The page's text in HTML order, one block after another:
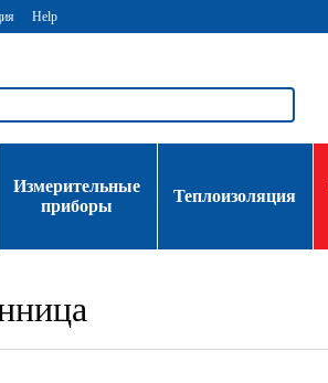
Help
Измерительные
приборы
Теплоизоляция